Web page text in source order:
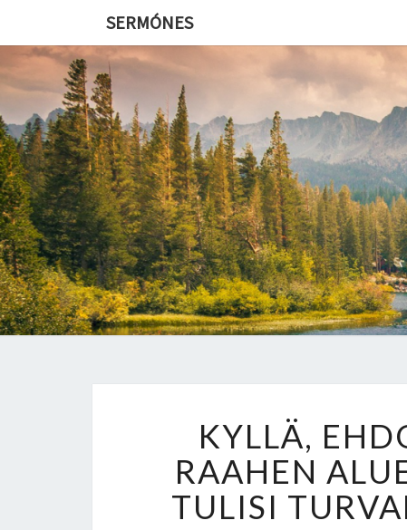
SERMÓNES
KYLLÄ,
RAAHEN
TULISI